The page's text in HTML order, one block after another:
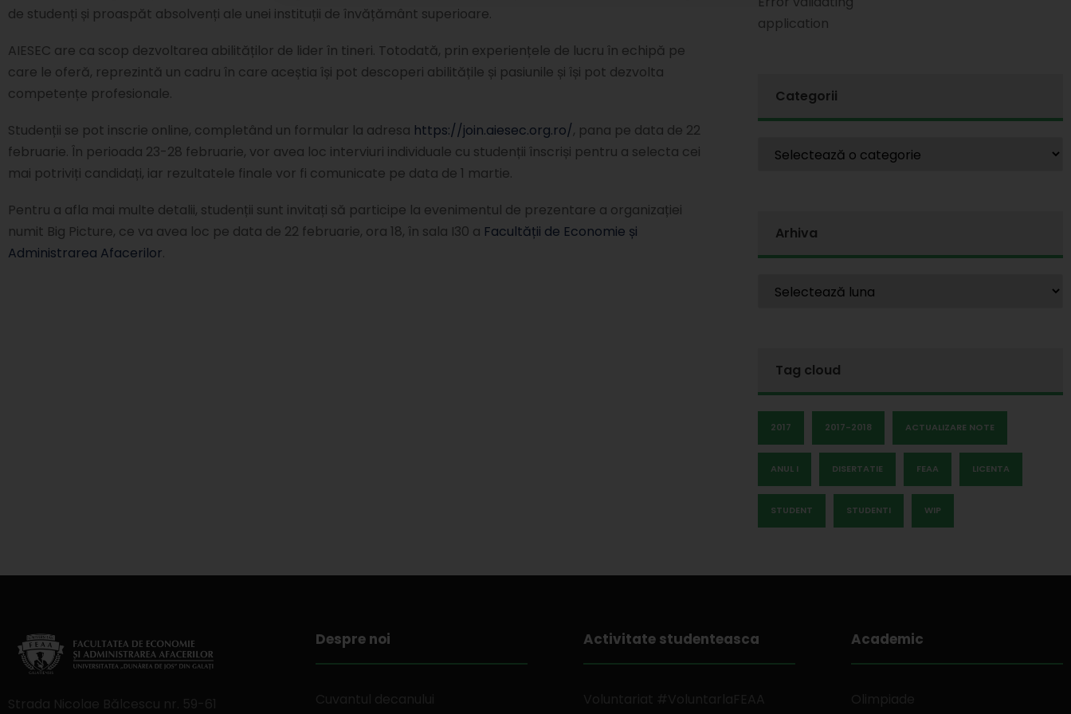
de studenți și proaspăt absolvenți ale unei instituții de învățământ superioare.
AIESEC are ca scop dezvoltarea abilităților de lider în tineri. Totodată, prin experiențele de lucru în echipă pe
care le oferă, reprezintă un cadru în care aceștia își pot descoperi abilitățile și pasiunile și își pot dezvolta
competențe profesionale.
Studenții se pot inscrie online, completând un formular la adresa https://join.aiesec.org.ro/, pana pe data de 22
februarie. În perioada 23-28 februarie, vor avea loc interviuri individuale cu studenții înscriși pentru a selecta cei
mai potriviți candidați, iar rezultatele finale vor fi comunicate pe data de 1 martie.
Pentru a afla mai multe detalii, studenții sunt invitați să participe la evenimentul de prezentare a organizației
numit Big Picture, ce va avea loc pe data de 22 februarie, ora 18, în sala I30 a Facultății de Economie și
Administrarea Afacerilor.
application
Categorii
Arhiva
Tag cloud
2017 2017-2018 ACTUALIZARE NOTE
ANUL I DISERTATIE FEAA LICENTA
STUDENT STUDENTI WIP
Despre noi Activitate studenteasca Academic